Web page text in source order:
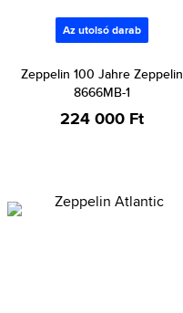
Az utolsó darab
Zeppelin 100 Jahre Zeppelin
8666MB-1
224 000 Ft